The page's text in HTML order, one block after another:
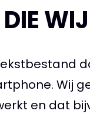
Wij
en dat